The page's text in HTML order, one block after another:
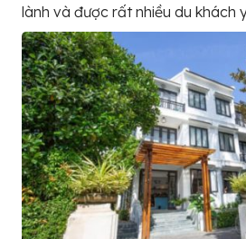
lành và được rất nhiều du khách